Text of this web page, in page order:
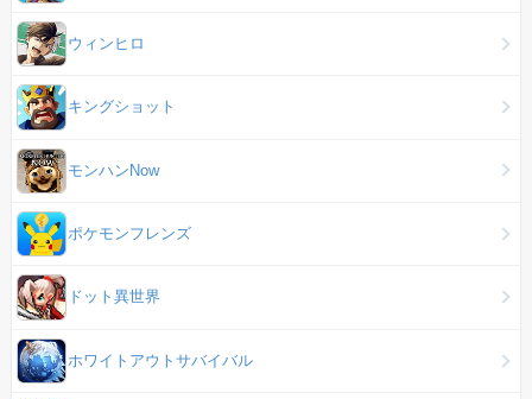
ウィンヒロ
キングショット
モンハンNow
ポケモンフレンズ
ドット異世界
ホワイトアウトサバイバル